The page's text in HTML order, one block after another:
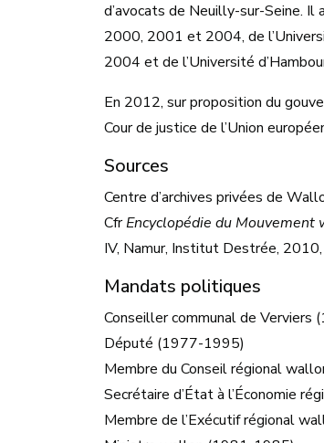
d’avocats de Neuilly-sur-Seine.
2000, 2001 et 2004, de
2004 et de l’Université
En 2012, sur proposition du
Cour de justice de l’Union
Sources
Centre d’archives privées de
CfrEncyclopédie du
IV, Namur, Institut Destrée,
Mandats politiques
Conseiller communal de Verviers
Député (1977-1995)
Membre du Conseil régional
Secrétaire d’État à l’Économie
Membre de l’Exécutif régional